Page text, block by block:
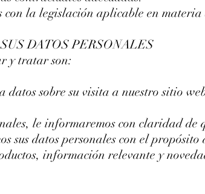
la legislación aplicable en materia
DATOS PERSONALES
y tratar son:
datos sobre su visita a nuestro sitio
le informaremos con claridad de
sus datos personales con el propósito
información relevante y